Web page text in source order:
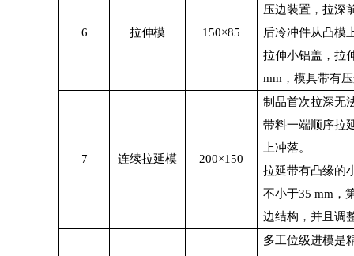
6 拉伸模 150×85
压边装置，拉深
后冷冲件从凸模
拉伸小铝盖，拉
mm ，模具带有
7 连续拉延模 200×150
制品首次拉深无
带料一端顺序拉
上冲落。
拉延带有凸缘的
不小于35 mm ，
边结构，并且调
多工位级进模是